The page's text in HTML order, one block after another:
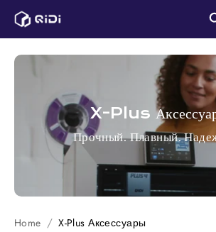
Пропустить
контент
X-Plus
Прочный. Плавный.
Home X-Plus Аксессуары